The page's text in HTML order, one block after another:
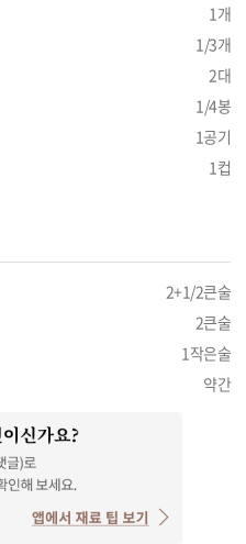
1개
1/3개
2대
1/4봉
1공기
1컵
2+1/2큰술
2큰술
1작은술
약간